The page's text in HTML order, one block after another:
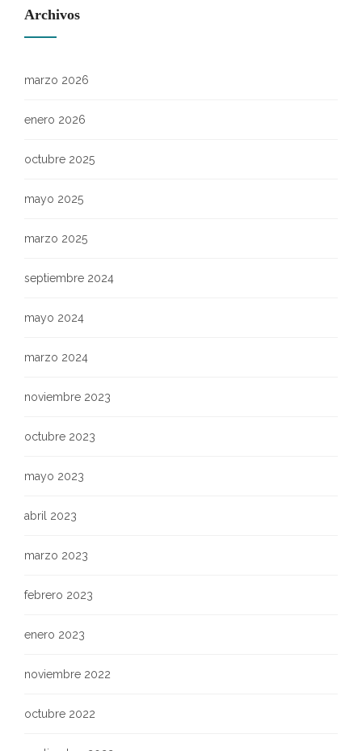
Archivos
marzo 2026
enero 2026
octubre 2025
mayo 2025
marzo 2025
septiembre 2024
mayo 2024
marzo 2024
noviembre 2023
octubre 2023
mayo 2023
abril 2023
marzo 2023
febrero 2023
enero 2023
noviembre 2022
octubre 2022